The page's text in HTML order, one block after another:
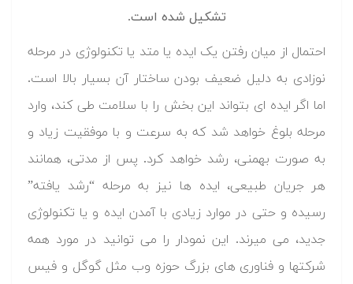
تشکیل شده است.
احتمال از میان رفتن یک ایده یا متد یا تکنولوژی در مرحله
نوزادی به دلیل ضعیف بودن ساختار آن بسیار بالا است.
اما اگر ایده ای بتواند این بخش را با سلامت طی کند، وارد
مرحله بلوغ خواهد شد که به سرعت و با موفقیت زیاد و
به صورت بهمنی، رشد خواهد کرد. پس از مدتی، همانند
هر جریان طبیعی، ایده ها نیز به مرحله “رشد یافته”
رسیده و حتی در موارد زیادی با آمدن ایده و یا تکنولوژی
جدید، می میرند. این نمودار را می توانید در مورد همه
شرکتها و فناوری های بزرگ حوزه وب مثل گوگل و فیس